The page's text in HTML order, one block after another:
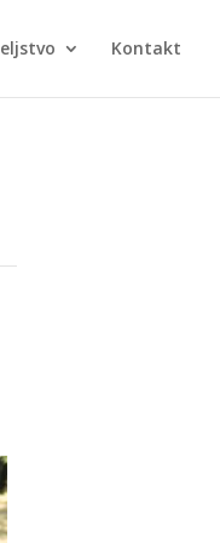
Kontakt